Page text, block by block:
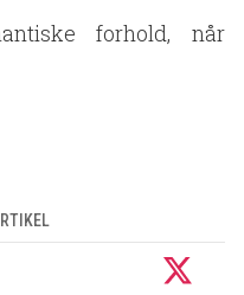
forhold, når